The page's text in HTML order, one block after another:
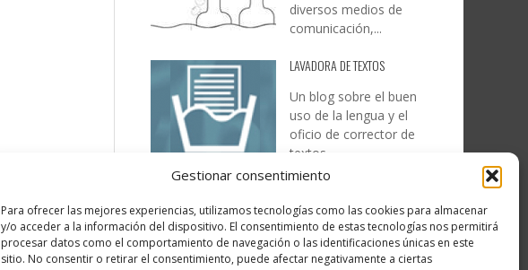
Gestionar consentimiento
Para ofrecer las mejores experiencias, utilizamos tecnologías como las cookies para almacenar
y/o acceder a la información del dispositivo. El consentimiento de estas tecnologías nos permitirá
procesar datos como el comportamiento de navegación o las identificaciones únicas en este
sitio. No consentir o retirar el consentimiento, puede afectar negativamente a ciertas
diversos medios de
comunicación,...
LAVADORA DE TEXTOS
Un blog sobre el buen
uso de la lengua y el
oficio de corrector de
textos…
…la realidad, es que cada
día es más complicado
realizar esos temas…